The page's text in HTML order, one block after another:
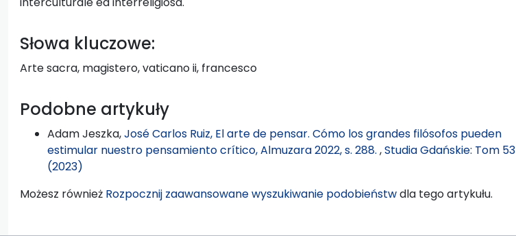
Słowa kluczowe:
Arte sacra, magistero, vaticano ii, francesco
Podobne artykuły
Adam Jeszka,José Carlos Ruiz, El arte de pensar. Cómo los grandes filósofos pueden
estimular nuestro pensamiento crítico, Almuzara 2022, s. 288. ,Studia Gdańskie: Tom 53
(2023)
Możesz również Rozpocznij zaawansowane wyszukiwanie podobieństwdla tego artykułu.